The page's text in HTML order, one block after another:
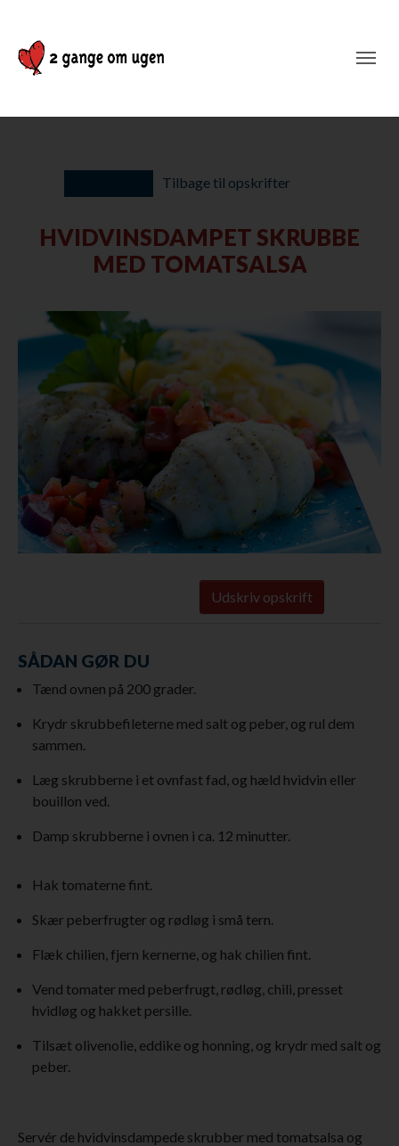
Tilbage til opskrifter
HVIDVINSDAMPET SKRUBBE
MED TOMATSALSA
Udskriv opskrift
SÅDAN GØR DU
Tænd ovnen på 200 grader.
Krydr skrubbefileterne med salt og peber, og rul dem
sammen.
Læg skrubberne i et ovnfast fad, og hæld hvidvin eller
bouillon ved.
Damp skrubberne i ovnen i ca. 12 minutter.
Hak tomaterne fint.
Skær peberfrugter og rødløg i små tern.
Flæk chilien, fjern kernerne, og hak chilien fint.
Vend tomater med peberfrugt, rødløg, chili, presset
hvidløg og hakket persille.
Tilsæt olivenolie, eddike og honning, og krydr med salt og
peber.
Servér de hvidvinsdampede skrubber med tomatsalsa og